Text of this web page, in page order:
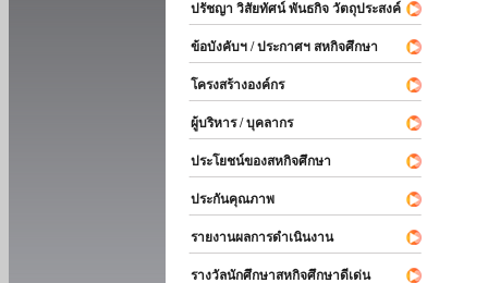
ปรัชญา วิสัยทัศน์ พันธกิจ วัตถุประสงค์
ข้อบังคับฯ / ประกาศฯ สหกิจศึกษา
โครงสร้างองค์กร
ผู้บริหาร / บุคลากร
ประโยชน์ของสหกิจศึกษา
ประกันคุณภาพ
รายงานผลการดำเนินงาน
รางวัลนักศึกษาสหกิจศึกษาดีเด่น